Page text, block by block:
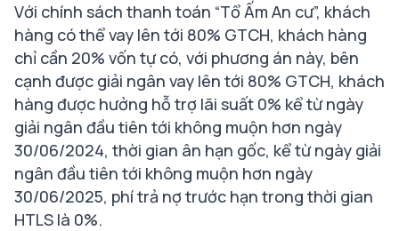
Với chính sách thanh toán “Tổ Ấm An cư”, khách
hàng có thểvay lên tới 80% GTCH, khách hàng
chỉ cần 20% vốn tự có, với phương án này, bên
cạnh được giải ngân vay lên tới 80% GTCH, khách
hàng được hưởng hỗ trợ lãi suất 0% kể từ ngày
giải ngân đầu tiên tới không muộn hơn ngày
30/06/2024, thời gian ân hạn gốc, kể từ ngày giải
ngân đầu tiên tới không muộn hơn ngày
30/06/2025, phí trả nợ trước hạn trong thời gian
HTLS là 0%.